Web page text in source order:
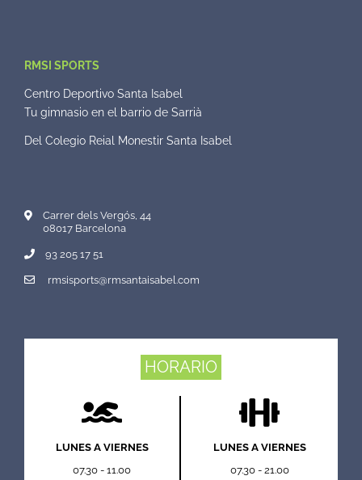
RMSI SPORTS
Centro Deportivo Santa Isabel
Tu gimnasio en el barrio de Sarrià
Del Colegio Reial Monestir Santa Isabel
Carrer dels Vergós, 44
08017 Barcelona
93 205 17 51
rmsisports@rmsantaisabel.com
HORARIO
LUNES A VIERNES
07.30 - 11.00
LUNES A VIERNES
07.30 - 21.00